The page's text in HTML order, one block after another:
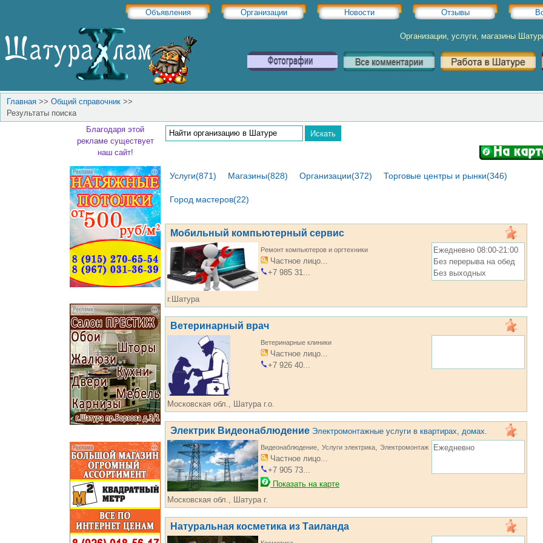
Объявления Организации Новости Отзывы
Организации, услуги, магазины
Главная >> Общий справочник >>
Результаты поиска
Благодаря этой
рекламе существует
наш сайт!
Услуги(871) Магазины(828) Организации(372) Торговые центры и рынки(346)
Город мастеров(22)
Мобильный компьютерный сервис
Ремонт компьютеров и оргтехники
Частное лицо...
+7 985 31...
Ежедневно 08:00-21:00
Без перерыва на обед
Без выходных
г.Шатура
Ветеринарный врач
Ветеринарные клиники
Частное лицо...
+7 926 40...
Московская обл., Шатура г.о.
Электрик Видеонаблюдение Электромонтажные услуги в квартирах, домах.
Видеонаблюдение, Услуги электрика, Электромонтаж
Частное лицо...
+7 905 73...
Показать на карте
Ежедневно
Московская обл., Шатура г.
Натуральная косметика из Таиланда